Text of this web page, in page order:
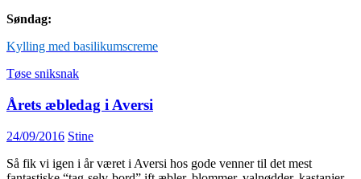
Søndag:
Kylling med basilikumscreme
Tøse sniksnak
Årets æbledag i Aversi
24/09/2016 Stine
Så fik vi igen i år været i Aversi hos gode venner til det mest